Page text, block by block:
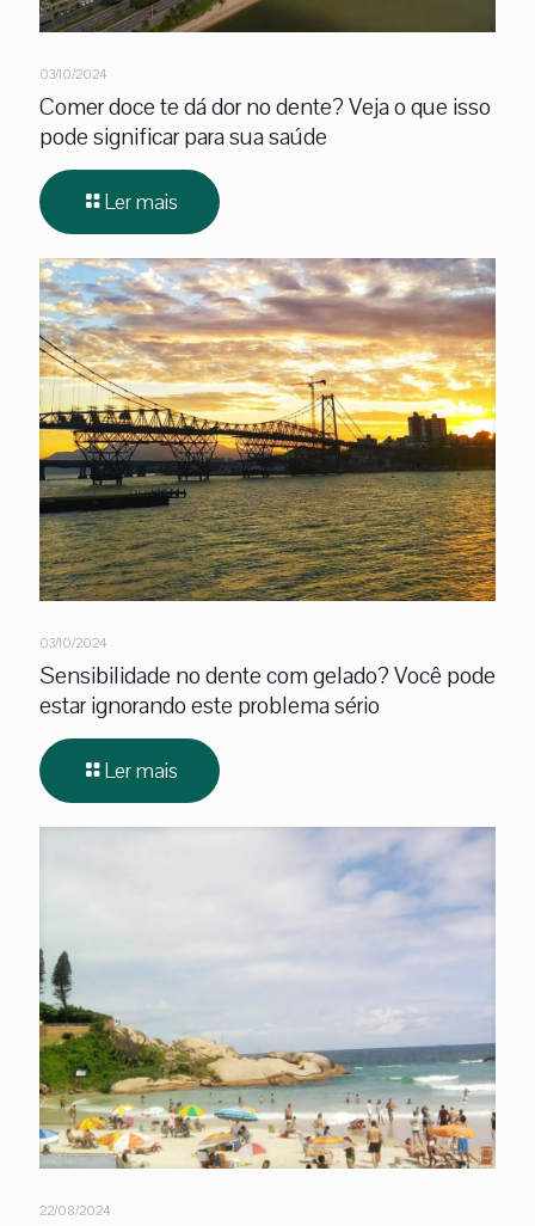
03/10/2024
Comer doce te dá dor no dente? Veja o que isso
pode significar para sua saúde
Ler mais
03/10/2024
Sensibilidade no dente com gelado? Você pode
estar ignorando este problema sério
Ler mais
22/08/2024